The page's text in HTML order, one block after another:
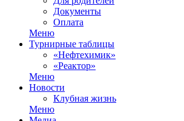
Документы
Оплата
Меню
Турнирные таблицы
«Нефтехимик»
«Реактор»
Меню
Новости
Клубная жизнь
Меню